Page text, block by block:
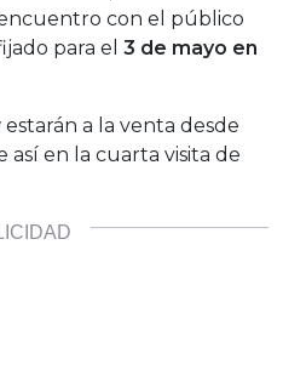
con el público
para el 3 de mayo en
estarán a la venta desde
así en la cuarta visita de